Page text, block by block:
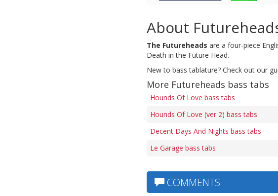
About
The Futureheads are a four-piece
Death in the Future Head.
New to bass tablature? Check out our
More Futureheads bass tabs
Hounds Of Love bass tabs
Hounds Of Love (ver 2) bass tabs
Decent Days And Nights bass tabs
Le Garage bass tabs
COMMENTS